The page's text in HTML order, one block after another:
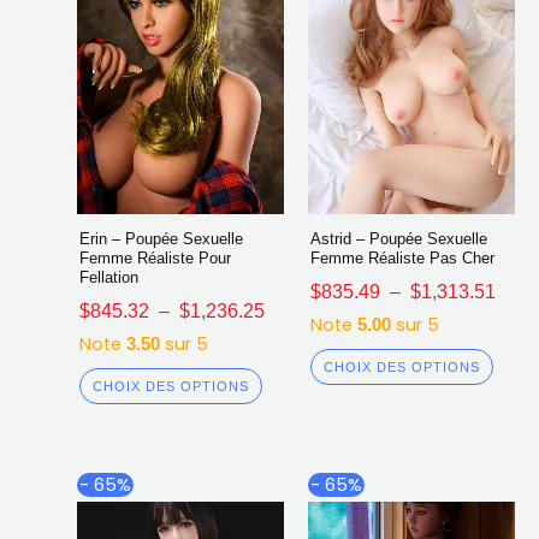
Erin – Poupée Sexuelle
Femme Réaliste Pour
Fellation
$845.32 – $1,236.25
Note 3.50sur 5
CHOIX DES OPTIONS
la
page
du
produit
Astrid – Poupée Sexuelle
Femme Réaliste Pas Cher
$835.49 – $1,313.51
Note 5.00sur 5
CHOIX DES OPTIONS
la
- 65%
Plage
deproduit
- 65%
de
prix :